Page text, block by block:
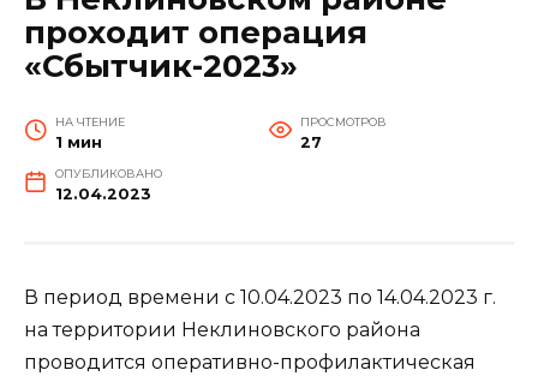
проходит операция
«Сбытчик-2023»
НА ЧТЕНИЕ
1 мин
ПРОСМОТРОВ
27
ОПУБЛИКОВАНО
12.04.2023
В период времени с 10.04.2023 по 14.04.2023 г.
на территории Неклиновского района
проводится оперативно-профилактическая